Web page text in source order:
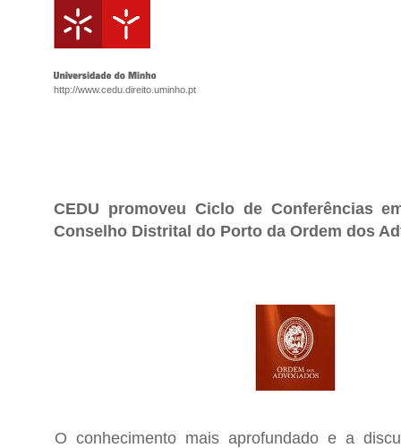
http://www.cedu.direito.uminho.pt
CEDU promoveu Ciclo de Conferências
Conselho Distrital do Porto da Ordem dos
O conhecimento mais aprofundado e a